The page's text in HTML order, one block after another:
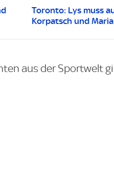
Toronto: Lys muss
Korpatsch und
aus der Sportwelt